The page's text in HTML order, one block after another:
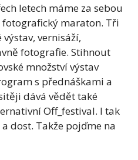
letech máme za sebou
maraton. Tři
vernisáží,
fotografie. Stihnout
množství výstav
s přednáškami a
dává vědět také
Off_festival. I tak
dost. Takže pojďme na